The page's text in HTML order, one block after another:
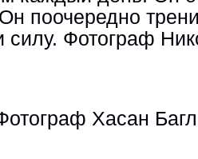
поочередно
силу. Фотограф
Хасан